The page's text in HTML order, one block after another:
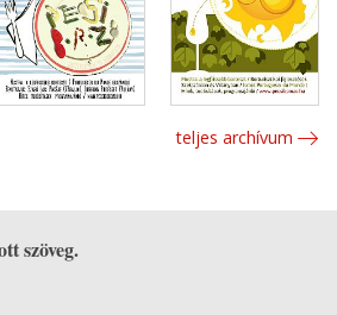
teljes archívum
szöveg.